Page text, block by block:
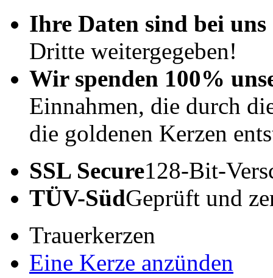
Ihre Daten sind bei uns
Dritte weitergegeben!
Wir spenden 100%
Einnahmen, die durch
die goldenen Kerzen
SSL Secure128-Bit-
TÜV-SüdGeprüft und
Trauerkerzen
Eine Kerze anzünden